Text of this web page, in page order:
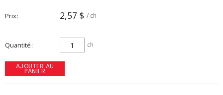
Prix 2,57 $ / ch
Quantité ch
AJOUTER AU
PANIER